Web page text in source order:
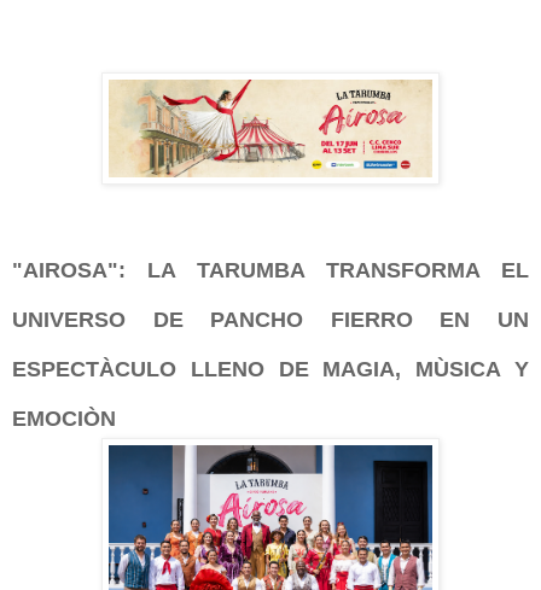
"AIROSA": LA TARUMBA TRANSFORMA EL
UNIVERSO DE PANCHO FIERRO EN UN
ESPECTÀCULO LLENO DE MAGIA, MÙSICA Y
EMOCIÒN